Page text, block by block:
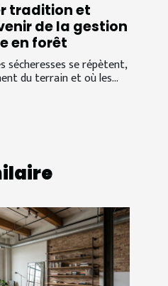
tradition et
de la gestion
en forêt
sécheresses se répètent,
du terrain et où les...